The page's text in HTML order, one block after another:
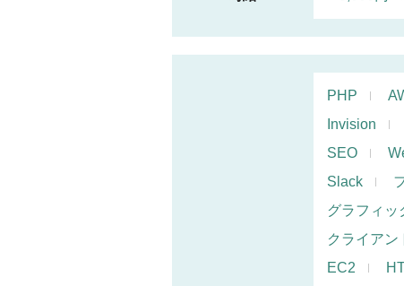
PHP
Invision
SEO
Slack
グラフィッ
クライアン
EC2